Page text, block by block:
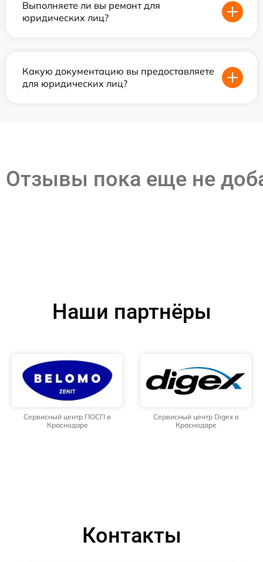
Выполняете ли вы ремонт для
юридических лиц?
Какую документацию вы предоставляете
для юридических лиц?
Отзывы пока еще не
Наши партнёры
Сервисный центр ПОСП в
Краснодаре
Сервисный центр Digex в
Краснодаре
Контакты